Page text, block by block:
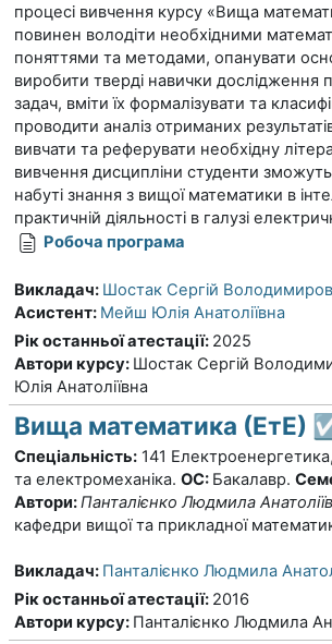
процесі вивчення курсу «Вища
повинен володіти необхідними
поняттями та методами, опанувати
виробити тверді навички дослідження
задач, вміти їх формалізувати та
проводити аналіз отриманих
вивчати та реферувати необхідну
вивчення дисципліни студенти зможуть
набуті знання з вищої математики в
практичній діяльності в галузі
Робоча програма
Викладач: Шостак Сергій
Асистент: Мейш Юлія Анатоліївна
Рік останньої атестації: 2025
Автори курсу: Шостак Сергій
Юлія Анатоліївна
Вища математика (ЕтЕ)
Спеціальність: 141
та електромеханіка. ОС: Бакалавр.
Автори:Панталієнко Людмила
кафедри вищої та прикладної
Викладач: Панталієнко Людмила
Рік останньої атестації: 2016
Автори курсу: Панталієнко Людмила